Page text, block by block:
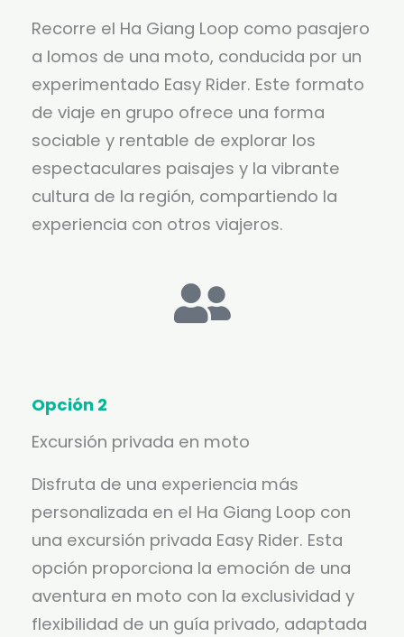
Recorre el Ha Giang Loop como pasajero
a lomos de una moto, conducida por un
experimentado Easy Rider. Este formato
de viaje en grupo ofrece una forma
sociable y rentable de explorar los
espectaculares paisajes y la vibrante
cultura de la región, compartiendo la
experiencia con otros viajeros.
Opción 2
Excursión privada en moto
Disfruta de una experiencia más
personalizada en el Ha Giang Loop con
una excursión privada Easy Rider. Esta
opción proporciona la emoción de una
aventura en moto con la exclusividad y
flexibilidad de un guía privado, adaptada